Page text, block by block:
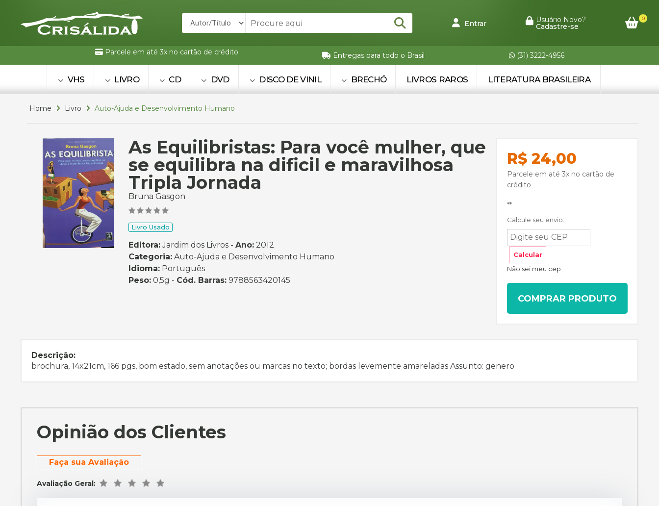
Entrar Usuário Novo?
Cadastre-se
0
Parcele em até 3x no cartão de crédito Entregas para todo o Brasil (31) 3222-4956
VHS LIVRO CD DVD DISCO DE VINIL BRECHÓ LIVROS RAROS LITERATURA BRASILEIRA
Home Livro Auto-Ajuda e Desenvolvimento Humano
As Equilibristas: Para você mulher, que
se equilibra na dificil e maravilhosa
Tripla Jornada
Bruna Gasgon
Livro Usado
Editora:Jardim dos Livros - Ano: 2012
Categoria: Auto-Ajuda e Desenvolvimento Humano
Idioma: Português
Peso: 0,5g - Cód. Barras: 9788563420145
R$ 24,00
Parcele em até 3x no cartão de
crédito
**
Calcule seu envio:
Calcular
Não sei meu cep
COMPRAR PRODUTO
Descrição:
brochura, 14x21cm, 166 pgs, bom estado, sem anotações ou marcas no texto; bordas levemente amareladas Assunto: genero
Opinião dos Clientes
Faça sua Avaliação
Avaliação Geral: